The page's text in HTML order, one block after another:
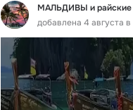
МАЛЬДИВЫ и райские
добавлена 4 августа в